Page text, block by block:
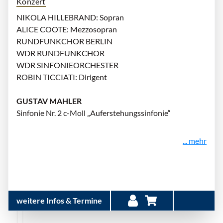
NIKOLA HILLEBRAND: Sopran
ALICE COOTE: Mezzosopran
RUNDFUNKCHOR BERLIN
WDR RUNDFUNKCHOR
WDR SINFONIEORCHESTER
ROBIN TICCIATI: Dirigent
GUSTAV MAHLER
Sinfonie Nr. 2 c-Moll „Auferstehungssinfonie“
... mehr
weitere Infos & Termine